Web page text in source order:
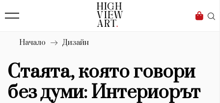
Бизнес
Мода
Dialogue
Изкуство
4340
Начало Дизайн
Стаята, която говори
без думи: Интериорът